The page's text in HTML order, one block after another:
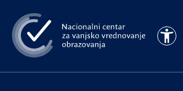
na
glavni
sadržaj